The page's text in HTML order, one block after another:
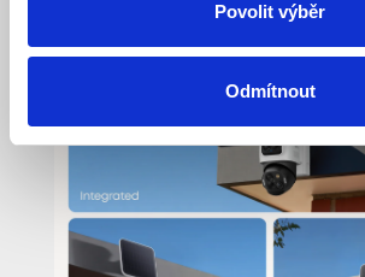
Povolit výběr
Odmítnout